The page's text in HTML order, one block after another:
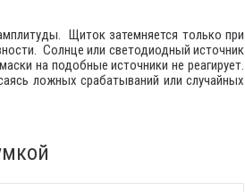
Щиток затемняется только при
Солнце или светодиодный источник
на подобные источники не реагирует.
ложных срабатываний или случайных